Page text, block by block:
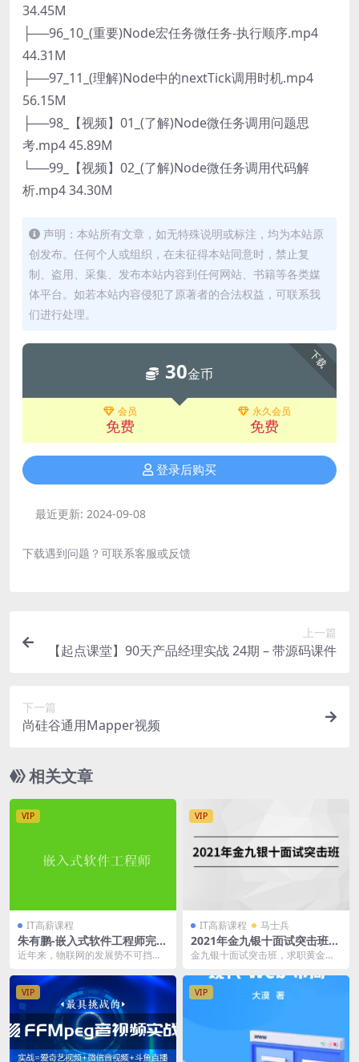
34.45M
├──96_10_(重要)Node宏任务微任务-执行顺序.mp4
44.31M
├──97_11_(理解)Node中的nextTick调用时机.mp4
56.15M
├──98_【视频】01_(了解)Node微任务调用问题思
考.mp4 45.89M
└──99_【视频】02_(了解)Node微任务调用代码解
析.mp4 34.30M
声明：本站所有文章，如无特殊说明或标注，均为本站原
创发布。任何个人或组织，在未征得本站同意时，禁止复
制、盗用、采集、发布本站内容到任何网站、书籍等各类媒
体平台。如若本站内容侵犯了原著者的合法权益，可联系我
们进行处理。
下载
30金币
会员
免费
永久会员
免费
登录后购买
最近更新: 2024-09-08
下载遇到问题？可联系客服或反馈
上一篇
【起点课堂】90天产品经理实战 24期 – 带源码课件
下一篇
尚硅谷通用Mapper视频
相关文章
VIP
IT高薪课程
朱有鹏-嵌入式软件工程师完全
学习路线图专题
近年来，物联网的发展势不可挡，
革，改变人们的生活方...
VIP
IT高薪课程 马士兵
2021年金九银十面试突击班|
价值15480元|完结
金九银十面试突击班，求职黄金期
次奔赴大大小小的...
VIP VIP